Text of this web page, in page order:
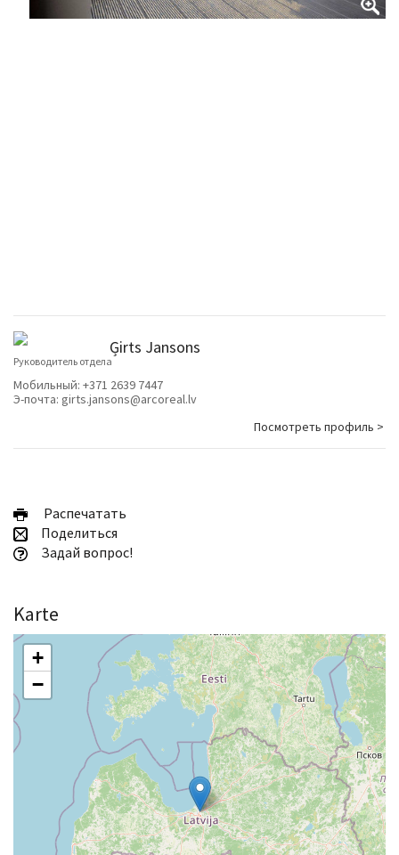
Ģirts Jansons
Руководитель отдела
Мобильный: +371 2639 7447
Э-почта: girts.jansons@arcoreal.lv
Посмотреть профиль >
Pаспечатать
Поделиться
Задай вопрос!
Karte
+
−